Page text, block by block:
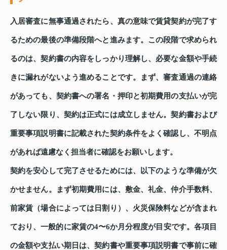
入居審査に無事通過されたら、真の意味で賃貸契約が完了す
るための最後の準備段階へと進みます。この段階で求められ
るのは、契約書の内容をしっかり理解し、必要な金額や手続
きに漏れがないよう進めることです。まず、審査通過の連絡
があっても、契約書への署名・押印と初期費用の支払いが完
了しない限り、契約は正式には成立しません。契約書および
重要事項説明書に記載された契約条件をよく確認し、不明点
があれば遠慮なく担当者に確認をお願いします。
契約を安心して完了させるためには、以下のような準備が欠
かせません。まず初期費用には、敷金、礼金、仲介手数料、
前家賃（場合によっては日割り）、火災保険料などが含まれ
ており、一般的に家賃の4〜6か月分程度が目安です。各項目
の金額や支払い期日は、契約書や重要事項説明書で事前に確